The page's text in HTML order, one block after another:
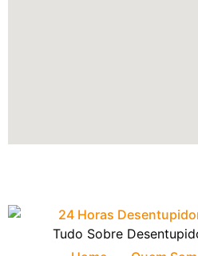
Tudo Sobre